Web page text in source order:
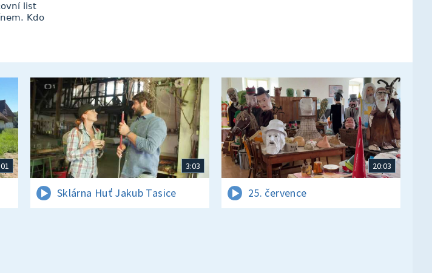
list
Kdo
3:03
Sklárna Huť Jakub Tasice
20:03
25. července